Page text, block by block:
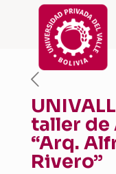
taller
“Arq.
Rivero”